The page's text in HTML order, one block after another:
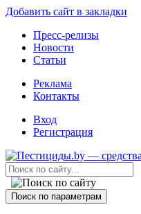
Добавить сайт в закладки
Пресс-релизы
Новости
Статьи
Реклама
Контакты
Вход
Регистрация
Поиск по параметрам